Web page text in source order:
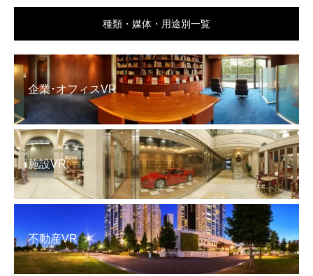
種類・媒体・用途別一覧
企業･オフィスVR
施設VR
不動産VR